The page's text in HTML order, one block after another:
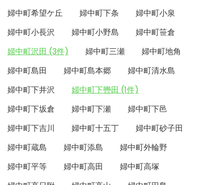
婦中町希望ケ丘
婦中町下条
婦中町小泉
婦中町小長沢
婦中町小野島
婦中町笹倉
婦中町沢田 (3件)
婦中町三瀬
婦中町地角
婦中町島田
婦中町島本郷
婦中町清水島
婦中町下井沢
婦中町下轡田 (1件)
婦中町下坂倉
婦中町下瀬
婦中町下邑
婦中町下吉川
婦中町十五丁
婦中町砂子田
婦中町蔵島
婦中町添島
婦中町外輪野
婦中町平等
婦中町高田
婦中町高塚